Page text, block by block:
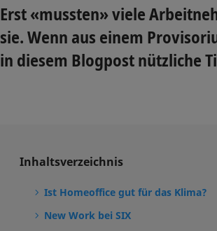
Erst «mussten» viele
sie. Wenn aus einem
in diesem Blogpost nützliche
Inhaltsverzeichnis
Ist Homeoffice gut für das Klima?
New Work bei SIX